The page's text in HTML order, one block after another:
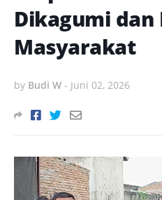
Dikagumi dan
Masyarakat
by Budi W - Juni 02, 2026